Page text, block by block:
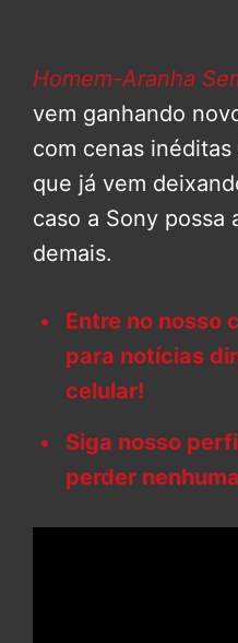
Homem-Aranha
vem ganhando
com cenas
que já vem
caso a Sony possa
demais.
Entre no nosso
para notícias
celular!
Siga nosso
perder